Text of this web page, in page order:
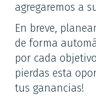
agregaremos a
En breve,
de forma
por cada
pierdas esta
tus ganancias!